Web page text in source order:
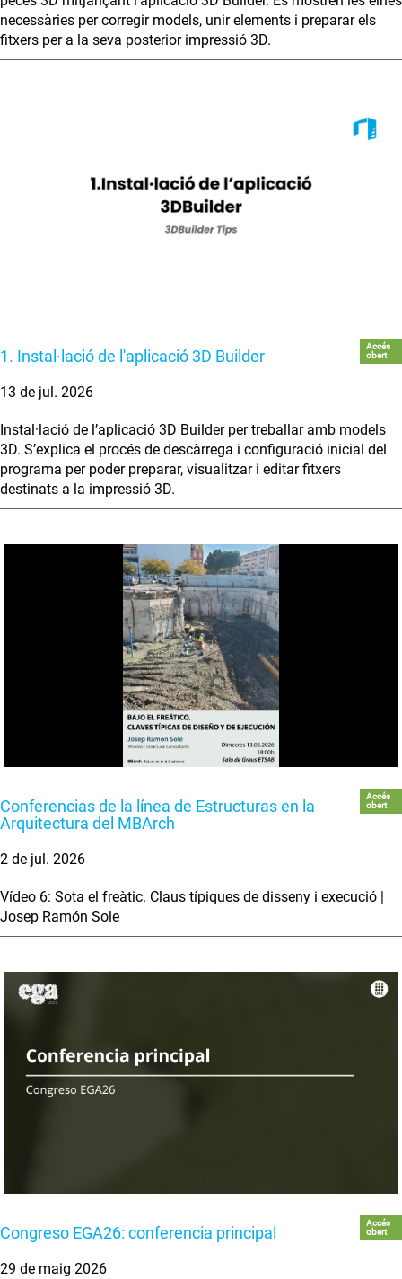
necessàries per corregir models, unir elements i preparar els
fitxers per a la seva posterior impressió 3D.
1. Instal·lació de l'aplicació 3D Builder
Accés
obert
13 de jul. 2026
Instal·lació de l’aplicació 3D Builder per treballar amb models
3D. S’explica el procés de descàrrega i configuració inicial del
programa per poder preparar, visualitzar i editar fitxers
destinats a la impressió 3D.
Conferencias de la línea de Estructuras en la
Arquitectura del MBArch
Accés
obert
2 de jul. 2026
Vídeo 6: Sota el freàtic. Claus típiques de disseny i execució |
Josep Ramón Sole
Congreso EGA26: conferencia principal
Accés
obert
29 de maig 2026